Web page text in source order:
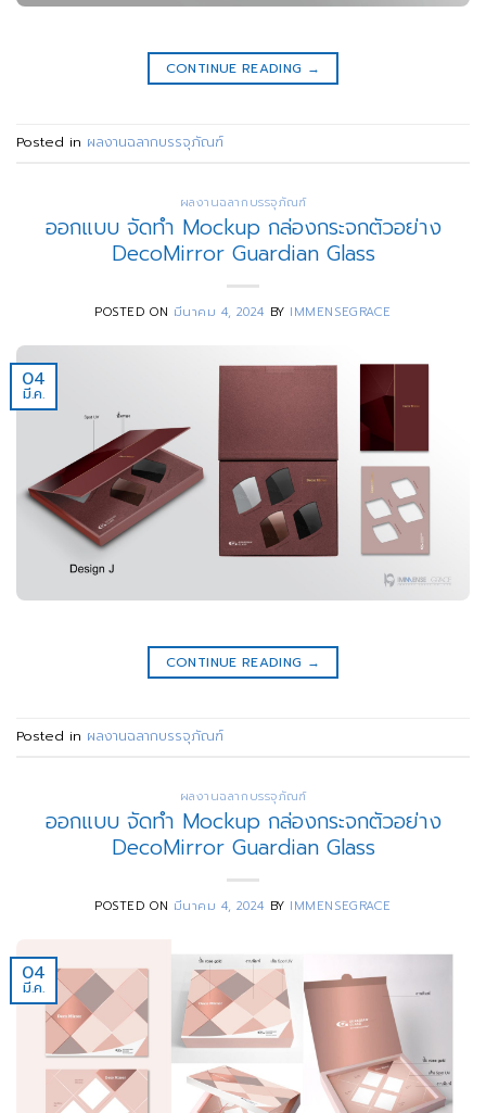
CONTINUE READING →
Posted in ผลงานฉลากบรรจุภัณฑ์
ผลงานฉลากบรรจุภัณฑ์
ออกแบบ จัดทำ Mockup กล่องกระจกตัวอย่าง
DecoMirror Guardian Glass
POSTED ON มีนาคม 4, 2024 BY IMMENSEGRACE
04
มี.ค.
CONTINUE READING →
Posted in ผลงานฉลากบรรจุภัณฑ์
ผลงานฉลากบรรจุภัณฑ์
ออกแบบ จัดทำ Mockup กล่องกระจกตัวอย่าง
DecoMirror Guardian Glass
POSTED ON มีนาคม 4, 2024 BY IMMENSEGRACE
04
มี.ค.